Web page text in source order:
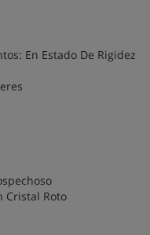
En Estado De Rigidez
Cristal Roto